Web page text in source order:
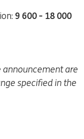
9 600 - 18 000
announcement are
specified in the